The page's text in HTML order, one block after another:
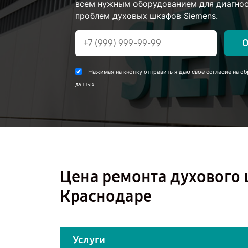
всем нужным оборудованием для
проблем духовых шкафов Siemens.
Нажимая на кнопку отправить я даю свое согласие на
данных.
Цена ремонта духового
Краснодаре
Услуги